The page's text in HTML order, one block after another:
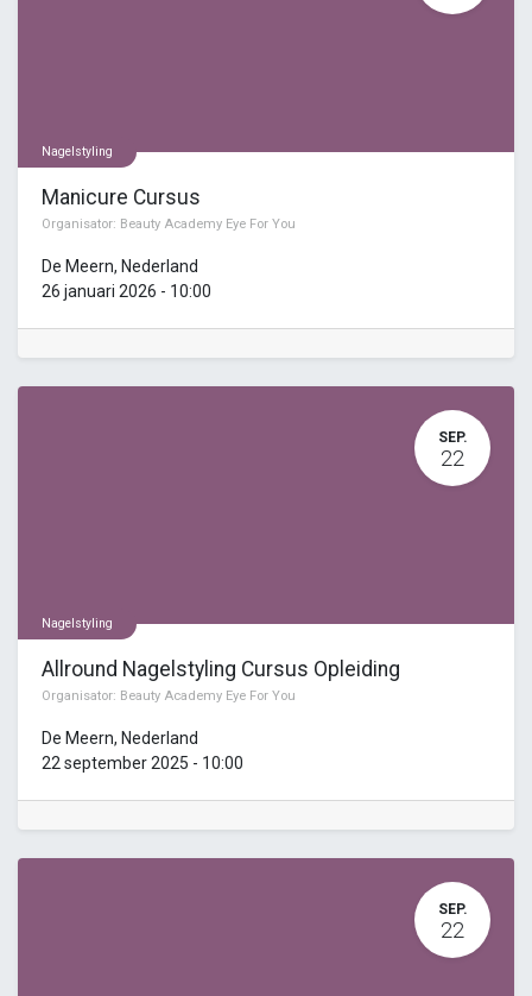
Nagelstyling
Manicure Cursus
Organisator: Beauty Academy Eye For You
De Meern, Nederland
26 januari 2026 - 10:00
SEP.
22
Nagelstyling
Allround Nagelstyling Cursus Opleiding
Organisator: Beauty Academy Eye For You
De Meern, Nederland
22 september 2025 - 10:00
SEP.
22